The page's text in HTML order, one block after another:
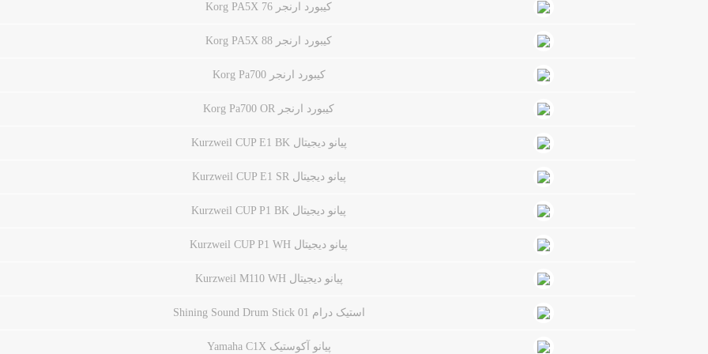
کیبورد ارنجر Korg PA5X 76
کیبورد ارنجر Korg PA5X 88
کیبورد ارنجر Korg Pa700
کیبورد ارنجر Korg Pa700 OR
پیانو دیجیتال Kurzweil CUP E1 BK
پیانو دیجیتال Kurzweil CUP E1 SR
پیانو دیجیتال Kurzweil CUP P1 BK
پیانو دیجیتال Kurzweil CUP P1 WH
پیانو دیجیتال Kurzweil M110 WH
استیک درام Shining Sound Drum Stick 01
پیانو آکوستیک Yamaha C1X